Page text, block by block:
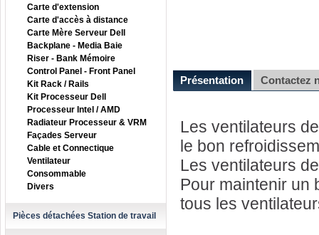
Carte d'extension
Carte d'accès à distance
Carte Mère Serveur Dell
Backplane - Media Baie
Riser - Bank Mémoire
Control Panel - Front Panel
Kit Rack / Rails
Kit Processeur Dell
Processeur Intel / AMD
Radiateur Processeur & VRM
Façades Serveur
Cable et Connectique
Ventilateur
Consommable
Divers
Pièces détachées Station de travail
Présentation Contactez
Les ventilateurs
le bon
Les ventilateurs
Pour maintenir un
tous les